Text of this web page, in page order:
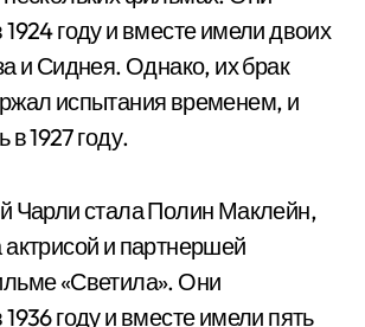
году и вместе имели двоих
и Сиднея. Однако, их брак
испытания временем, и
в 1927 году.
Чарли стала Полин Маклейн,
и партнершей
«Светила». Они
году и вместе имели пять